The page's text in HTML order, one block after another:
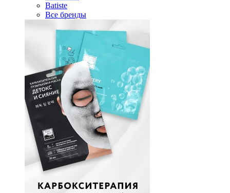
Batiste
Все бренды